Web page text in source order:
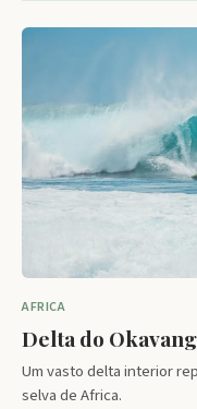
AFRICA
Delta do
Um vasto delta interior
selva de Africa.